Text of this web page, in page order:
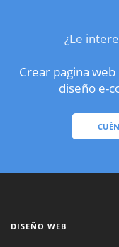
¿Le
Crear pagina
diseño e-
DISEÑO WEB